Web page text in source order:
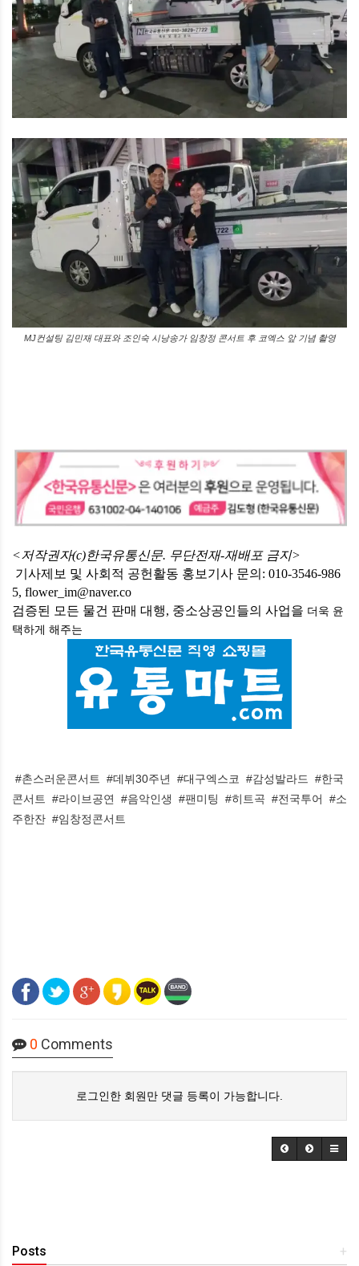
MJ컨설팅 김민재 대표와 조인숙 시낭송가 임창정 콘서트 후 코엑스 앞 기념 촬영
<저작권자(c)한국유통신문. 무단전재-재배포 금지>
기사제보 및 사회적 공헌활동 홍보기사 문의: 010-3546-986
5, flower_im@naver.co
검증된 모든 물건 판매 대행, 중소상공인들의 사업을 더욱 윤
택하게 해주는
#촌스러운콘서트 #데뷔30주년 #대구엑스코 #감성발라드 #한국
콘서트 #라이브공연 #음악인생 #팬미팅 #히트곡 #전국투어 #소
주한잔 #임창정콘서트
0 Comments
로그인한 회원만 댓글 등록이 가능합니다.
+
Posts